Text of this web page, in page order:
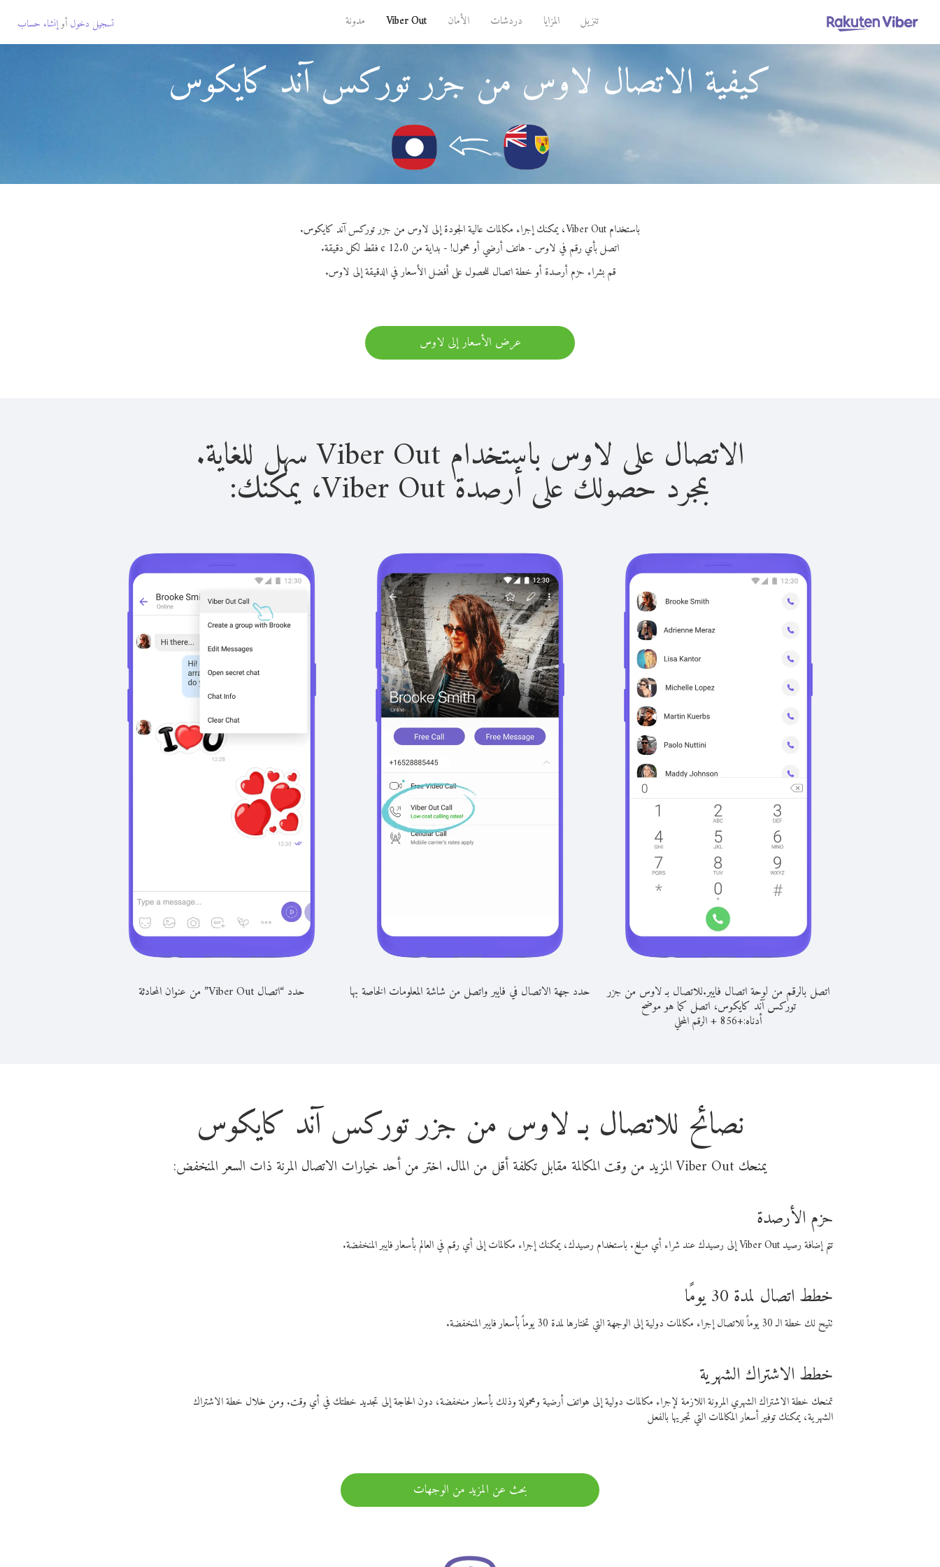
تنزيل المزايا دردشات الأمان Viber Out مدونة تسجيل دخول أوإنشاء حساب
كيفية الاتصال لاوس من جزر توركس آند كايكوس
باستخدام Viber Out، يمكنك إجراء مكالمات عالية الجودة إلى لاوس من جزر توركس آند كايكوس.
اتصل بأي رقم في لاوس - هاتف أرضي أو محمول! - بداية من 12.0 ¢ فقط لكل دقيقة.
قم بشراء حزم أرصدة أو خطة اتصال للحصول على أفضل الأسعار في الدقيقة إلى لاوس.
عرض الأسعار إلى لاوس
الاتصال على لاوس باستخدام Viber Out سهل للغاية.
بمجرد حصولك على أرصدة Viber Out، يمكنك:
اتصل بالرقم من لوحة اتصال فايبر.للاتصال بـ لاوس من جزر
توركس آند كايكوس، اتصل كما هو موضح
أدناه:+
856
+الرقم المحلي
حدد جهة الاتصال في فايبر واتصل من شاشة المعلومات الخاصة بها حدد “اتصال Viber Out” من عنوان المحادثة
نصائح للاتصال بـ لاوس من جزر توركس آند كايكوس
يمنحك Viber Out المزيد من وقت المكالمة مقابل تكلفة أقل من المال. اختر من أحد خيارات الاتصال المرنة ذات السعر المنخفض:
حزم الأرصدة
تتم إضافة رصيد Viber Out إلى رصيدك عند شراء أي مبلغ. باستخدام رصيدك، يمكنك إجراء مكالمات إلى أي رقم في العالم بأسعار فايبر المنخفضة.
خطط اتصال لمدة 30 يومًا
تتيح لك خطة الـ 30 يوماً للاتصال إجراء مكالمات دولية إلى الوجهة التي تختارها لمدة 30 يوماً بأسعار فايبر المنخفضة.
خطط الاشتراك الشهرية
تمنحك خطة الاشتراك الشهري المرونة اللازمة لإجراء مكالمات دولية إلى هواتف أرضية ومحمولة وذلك بأسعار منخفضة، دون الحاجة إلى تجديد خطتك في أي وقت. ومن خلال خطة الاشتراك
الشهرية، يمكنك توفير أسعار المكالمات التي تجريها بالفعل
بحث عن المزيد من الوجهات